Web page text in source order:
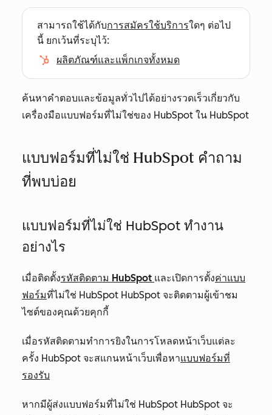
สามารถใช้ได้กับการสมัครใช้บริการใดๆ ต่อไป
นี้ ยกเว้นที่ระบุไว้:
ผลิตภัณฑ์และแพ็กเกจทั้งหมด
ค้นหาคำตอบและข้อมูลทั่วไปได้อย่างรวดเร็วเกี่ยวกับ
เครื่องมือแบบฟอร์มที่ไม่ใช่ของ HubSpot ใน HubSpot
แบบฟอร์มที่ไม่ใช่ HubSpot คำถาม
ที่พบบ่อย
แบบฟอร์มที่ไม่ใช่ HubSpot ทำงาน
อย่างไร
เมื่อติดตั้งรหัสติดตาม HubSpot และเปิดการตั้งค่าแบบ
ฟอร์มที่ไม่ใช่ HubSpot HubSpot จะติดตามผู้เข้าชม
ไซต์ของคุณด้วยคุกกี้
เมื่อรหัสติดตามทำการยิงในการโหลดหน้าเว็บแต่ละ
ครั้ง HubSpot จะสแกนหน้าเว็บเพื่อหาแบบฟอร์มที่
รองรับ
หากมีผู้ส่งแบบฟอร์มที่ไม่ใช่ HubSpot HubSpot จะ